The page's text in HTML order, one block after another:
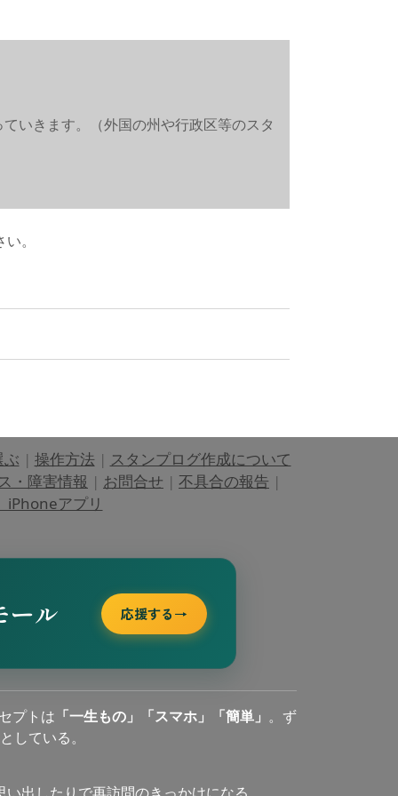
いきます。（外国の州や行政区等のスタ
。
| 操作方法| スタンプログ作成について
・障害情報 | お問合せ | 不具合の報告 |
iPhoneアプリ
ール 応援する→
プトは 「一生もの」「スマホ」「簡単」 。ず
している。